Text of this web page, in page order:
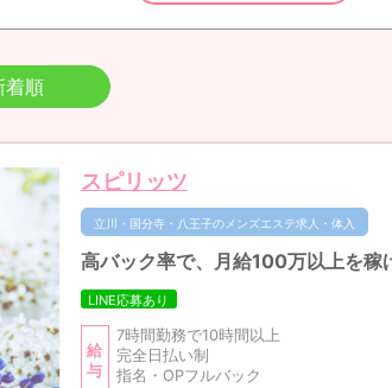
着順
スピリッツ
立川・国分寺・八王子のメンズエステ求人・体入
高バック率で、月給100万以上を稼
LINE応募あり
給
与
7時間勤務で10時間以上
完全日払い制
指名・OPフルバック